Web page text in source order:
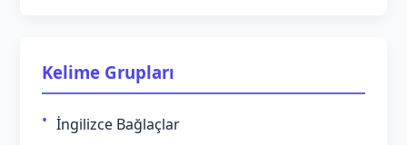
Kelime Grupları
İngilizce Bağlaçlar